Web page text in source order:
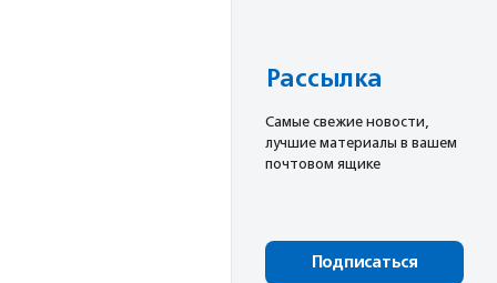
Рассылка
Cамые свежие новости,
лучшие материалы в вашем
почтовом ящике
Подписаться